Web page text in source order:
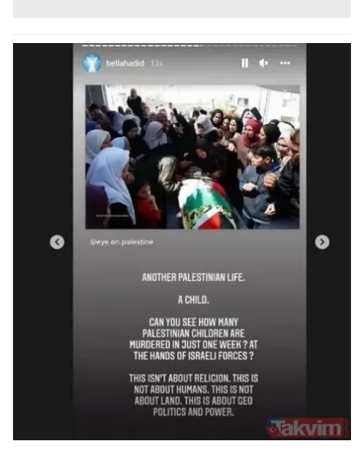
toplumu hizmetlerinin sunulması amacıyla
kullanılmaktadır. Diğer çerezler, sitemizin daha işlevsel
kılınması ve kişiselleştirilmesi ve sizlere yönelik
reklam/pazarlama faaliyetlerinin yapılması, amaçlarıyla
sınırlı olarak açık rızanız dahilinde kullanılacaktır.
Çerezlere ilişkin tercihlerinizi aşağıda yer alan panel
vasıtasıyla belirleyebilirsiniz. Çerezlere ilişkin detaylı bilgi
için Ayarlar butonuna tıklayabilir,Çerez Bilgilendirme
ziyaret edebilirsiniz.
hazırlanmış Aydınlatma Metnimizi okumak ve sitemizde
ilgili mevzuata uygun olarak kullanılan çerezlerle ilgili bilgi